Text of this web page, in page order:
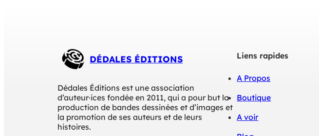
DÉDALES ÉDITIONS
Dédales Éditions est une association
d’auteur·ices fondée en 2011, qui a pour but la
production de bandes dessinées et d’images et
la promotion de ses auteurs et de leurs
histoires.
Liens rapides
A Propos
Boutique
A voir